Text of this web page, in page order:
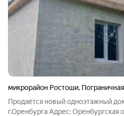
микрорайон Ростоши,
Продаётся новый одноэтажный
г.Оренбурга Адрес: Оренбургская